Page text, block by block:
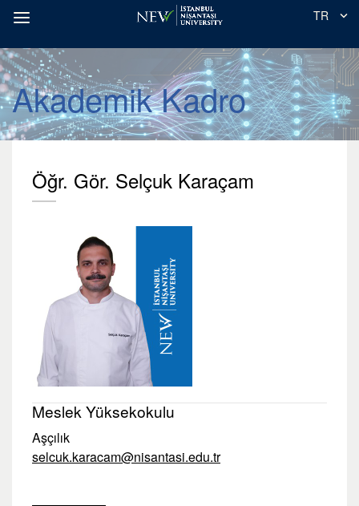
TR
Akademik Kadro
Öğr. Gör. Selçuk Karaçam
Meslek Yüksekokulu
Aşçılık
selcuk.karacam@nisantasi.edu.tr